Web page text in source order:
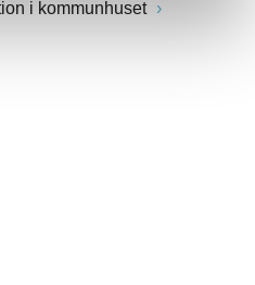
i kommunhuset